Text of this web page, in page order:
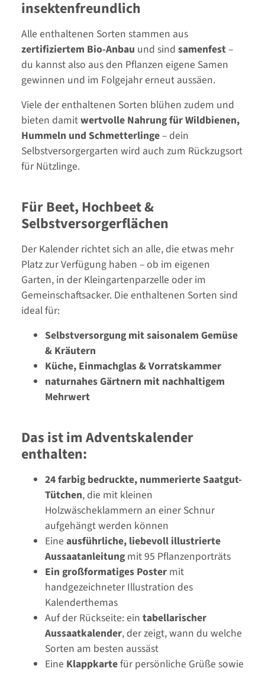
insektenfreundlich
Alle enthaltenen Sorten stammen aus
zertifiziertem Bio-Anbau und sind samenfest–
du kannst also aus den Pflanzen eigene Samen
gewinnen und im Folgejahr erneut aussäen.
Viele der enthaltenen Sorten blühen zudem und
bieten damitwertvolle Nahrung für Wildbienen,
Hummeln und Schmetterlinge– dein
Selbstversorgergarten wird auch zum Rückzugsort
für Nützlinge.
Für Beet, Hochbeet &
Selbstversorgerflächen
Der Kalender richtet sich an alle, die etwas mehr
Platz zur Verfügung haben – ob im eigenen
Garten, in der Kleingartenparzelle oder im
Gemeinschaftsacker. Die enthaltenen Sorten sind
ideal für:
Selbstversorgung mit saisonalem Gemüse
& Kräutern
Küche, Einmachglas & Vorratskammer
naturnahes Gärtnern mit nachhaltigem
Mehrwert
Das ist im Adventskalender
enthalten:
24 farbig bedruckte, nummerierte Saatgut-
Tütchen, die mit kleinen
Holzwäscheklammern an einer Schnur
aufgehängt werden können
Eine ausführliche, liebevoll illustrierte
Aussaatanleitung mit 95 Pflanzenporträts
Ein großformatiges Poster mit
handgezeichneter Illustration des
Kalenderthemas
Auf der Rückseite: ein tabellarischer
Aussaatkalender, der zeigt, wann du welche
Sorten am besten aussäst
Eine Klappkartefür persönliche Grüße sowie